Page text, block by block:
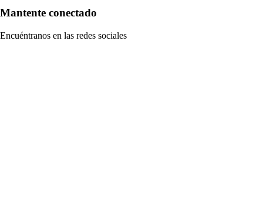
Mantente conectado
Encuéntranos en las redes sociales